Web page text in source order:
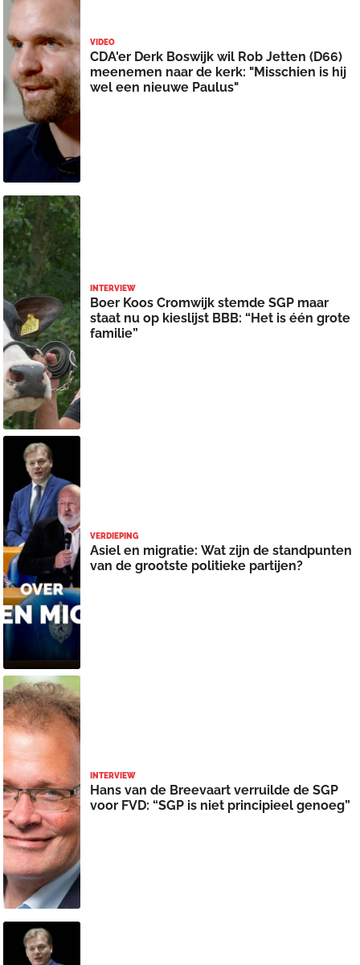
VIDEO
CDA'er Derk Boswijk wil Rob Jetten (D66)
meenemen naar de kerk: "Misschien is hij
wel een nieuwe Paulus"
INTERVIEW
Boer Koos Cromwijk stemde SGP maar
staat nu op kieslijst BBB: “Het is één grote
familie”
VERDIEPING
Asiel en migratie: Wat zijn de standpunten
van de grootste politieke partijen?
INTERVIEW
Hans van de Breevaart verruilde de SGP
voor FVD: “SGP is niet principieel genoeg”